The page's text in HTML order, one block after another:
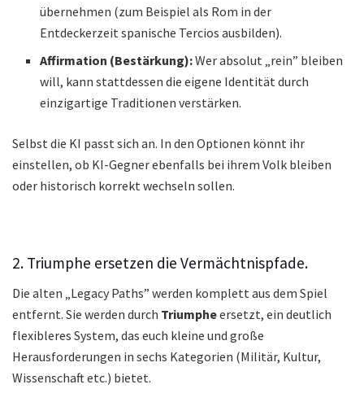
übernehmen (zum Beispiel als Rom in der
Entdeckerzeit spanische Tercios ausbilden).
Affirmation (Bestärkung):Wer absolut „rein” bleiben
will, kann stattdessen die eigene Identität durch
einzigartige Traditionen verstärken.
Selbst die KI passt sich an. In den Optionen könnt ihr
einstellen, ob KI-Gegner ebenfalls bei ihrem Volk bleiben
oder historisch korrekt wechseln sollen.
2. Triumphe ersetzen die Vermächtnispfade.
Die alten „Legacy Paths” werden komplett aus dem Spiel
entfernt. Sie werden durch Triumpheersetzt, ein deutlich
flexibleres System, das euch kleine und große
Herausforderungen in sechs Kategorien (Militär, Kultur,
Wissenschaft etc.) bietet.